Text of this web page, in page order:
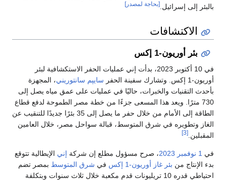
بالبئر إلى إسرائيل. [بحاجة لمصدر]
الاكتشافات
بئر أوريون-1 إكس
في 10 أكتوبر 2023، بدأت إني عمليات الحفر الاستكشافية لبئر
أوريون-1 إكس. وتشارك سفينة الحفر
سايپم سانتوريني، المجهزة
بأحدث التقنيات والخبرات، حاليًا في عمليات على عمق مياه يصل إلى
730 مترًا. ويعد هذا المسعى جزءًا من خطة مصر الطموحة لدفع قطاع
الطاقة إلى الأمام من خلال حفر ما يصل إلى 35 بئرًا جديدًا للتنقيب عن
الغاز وتطويره في شرق المتوسط، قبالة سواحل مصر، خلال العامين
المقبلين. [3]
في 1 نوفمبر 2023، صرح مسؤول مطلع إن شركة إني الإيطالية تتوقع
بدء الإنتاج من بئر غاز أوريون-1 إكس في شرق المتوسط بمصر تضم
احتياطي قدره 10 تريليونات قدم مكعبة خلال ثلاث سنوات وبتكلفة